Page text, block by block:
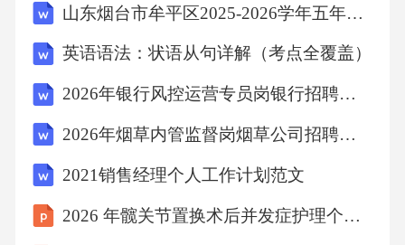
山东烟台市牟平区2025-2026学年五年级上学期期末语文试题（文字版含答案）
英语语法：状语从句详解（考点全覆盖）
2026年银行风控运营专员岗银行招聘考试笔试试题（含答案）
2026年烟草内管监督岗烟草公司招聘考试笔试试题（含答案）
2021销售经理个人工作计划范文
2026 年髋关节置换术后并发症护理个案分享